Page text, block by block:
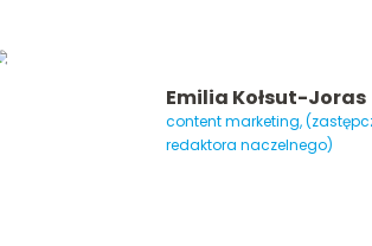
Emilia Kołsut-Joras
content marketing,
redaktora naczelnego)